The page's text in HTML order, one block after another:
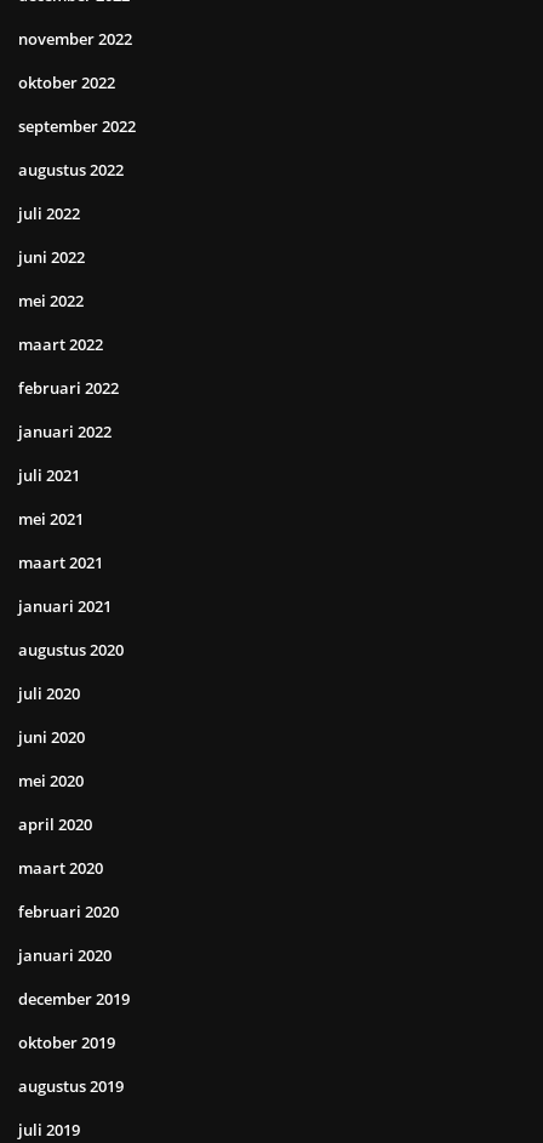
november 2022
oktober 2022
september 2022
augustus 2022
juli 2022
juni 2022
mei 2022
maart 2022
februari 2022
januari 2022
juli 2021
mei 2021
maart 2021
januari 2021
augustus 2020
juli 2020
juni 2020
mei 2020
april 2020
maart 2020
februari 2020
januari 2020
december 2019
oktober 2019
augustus 2019
juli 2019